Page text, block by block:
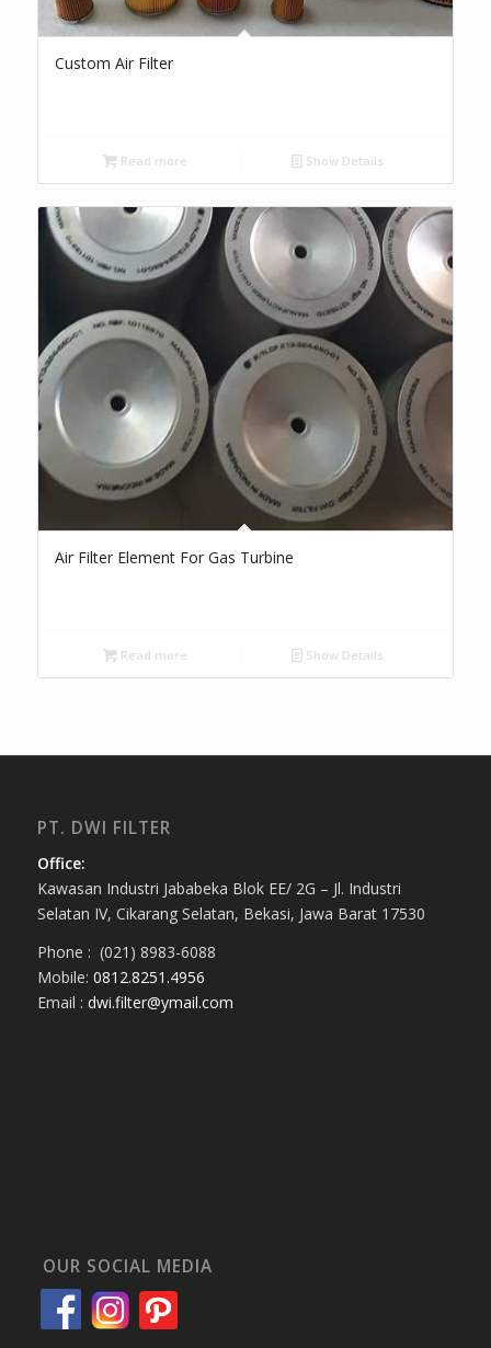
Custom Air Filter
Read more Show Details
Air Filter Element For Gas Turbine
Read more Show Details
PT. DWI FILTER
Office:
Kawasan Industri Jababeka Blok EE/ 2G – Jl. Industri
Selatan IV, Cikarang Selatan, Bekasi, Jawa Barat 17530
Phone : (021) 8983-6088
Mobile: 0812.8251.4956
Email : dwi.filter@ymail.com
OUR SOCIAL MEDIA